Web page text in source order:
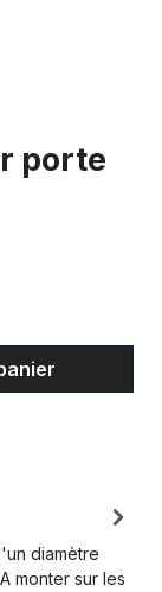
porte
la
diamètre
monter sur les